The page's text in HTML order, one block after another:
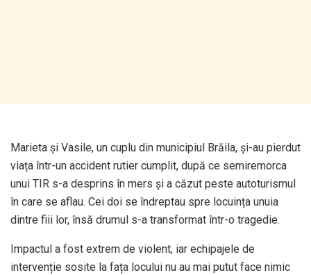
Marieta și Vasile, un cuplu din municipiul Brăila, și-au pierdut
viața într-un accident rutier cumplit, după ce semiremorca
unui TIR s-a desprins în mers și a căzut peste autoturismul
în care se aflau. Cei doi se îndreptau spre locuința unuia
dintre fiii lor, însă drumul s-a transformat într-o tragedie.
Impactul a fost extrem de violent, iar echipajele de
intervenție sosite la fața locului nu au mai putut face nimic